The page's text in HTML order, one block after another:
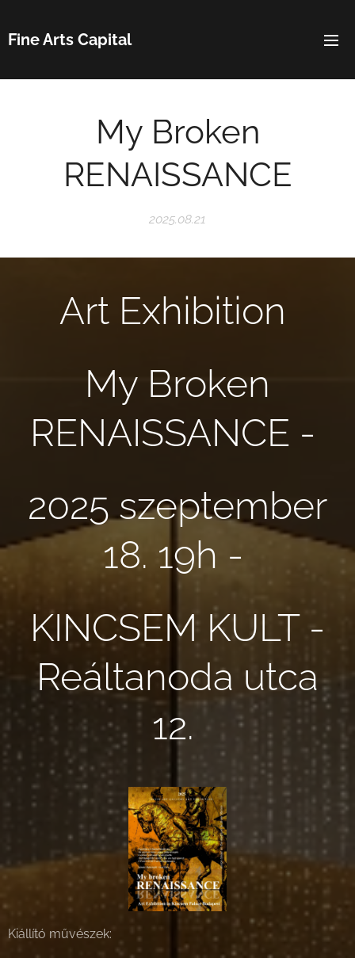
Fine Arts Capital
My Broken
RENAISSANCE
2025.08.21
Art Exhibition
My Broken
RENAISSANCE -
2025 szeptember
18. 19h -
KINCSEM KULT -
Reáltanoda utca
12.
Kiállító művészek: